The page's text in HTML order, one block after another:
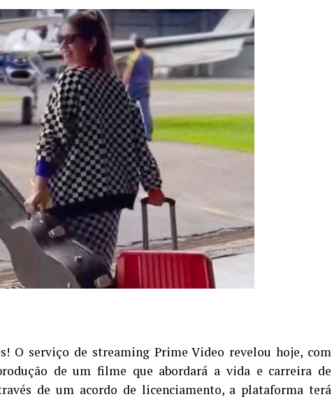
O serviço de streaming Prime Video revelou hoje, com
de um filme que abordará a vida e carreira de
de um acordo de licenciamento, a plataforma terá